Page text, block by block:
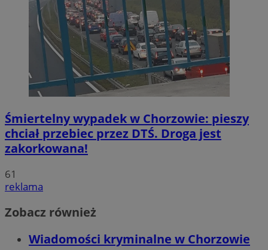
Śmiertelny wypadek w Chorzowie: pieszy
chciał przebiec przez DTŚ. Droga jest
zakorkowana!
61
reklama
Zobacz również
Wiadomości kryminalne w Chorzowie